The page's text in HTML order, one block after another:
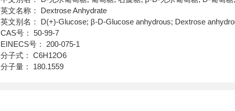
英文名称： Dextrose Anhydrate
英文别名： D(+)-Glucose; β-D-Glucose anhydrous; Dextrose
CAS号： 50-99-7
EINECS号： 200-075-1
分子式： C6H12O6
分子量： 180.1559